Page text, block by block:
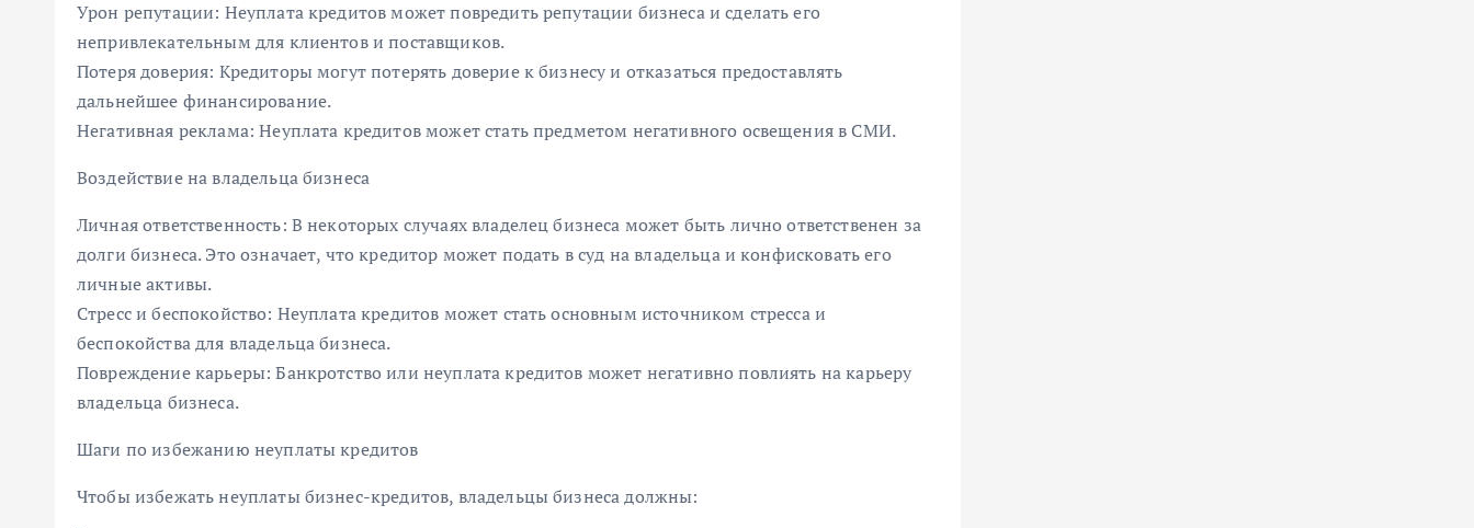
Урон репутации: Неуплата кредитов может повредить репутации бизнеса и сделать его
непривлекательным для клиентов и поставщиков.
Потеря доверия: Кредиторы могут потерять доверие к бизнесу и отказаться предоставлять
дальнейшее финансирование.
Негативная реклама: Неуплата кредитов может стать предметом негативного освещения в СМИ.
Воздействие на владельца бизнеса
Личная ответственность: В некоторых случаях владелец бизнеса может быть лично ответственен за
долги бизнеса. Это означает, что кредитор может подать в суд на владельца и конфисковать его
личные активы.
Стресс и беспокойство: Неуплата кредитов может стать основным источником стресса и
беспокойства для владельца бизнеса.
Повреждение карьеры: Банкротство или неуплата кредитов может негативно повлиять на карьеру
владельца бизнеса.
Шаги по избежанию неуплаты кредитов
Чтобы избежать неуплаты бизнес-кредитов, владельцы бизнеса должны: